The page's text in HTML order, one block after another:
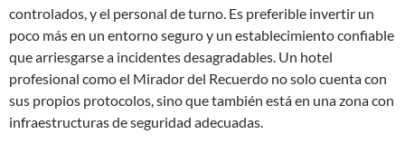
controlados, y el personal de turno. Es preferible invertir un
poco más en un entorno seguro y un establecimiento confiable
que arriesgarse a incidentes desagradables. Un hotel
profesional como el Mirador del Recuerdo no solo cuenta con
sus propios protocolos, sino que también está en una zona con
infraestructuras de seguridad adecuadas.